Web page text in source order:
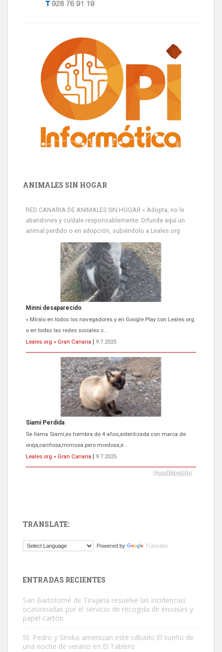
ANIMALES SIN HOGAR
RED CANARIA DE ANIMALES SIN HOGAR » Adopta, no le
abandones y cuídale responsablemente. Difunde aquí un
animal perdido o en adopción, subiéndolo a Leales.org
Siami Perdida
Se llama Siami,es hembra de 4 años,esterilizada con marca de
oreja,cariñosa,mimosa pero miedosa,e...
Leales.org » Gran Canaria
9.7.2025
ADOPCIÓN URGENTE GATA TEROR GRAN CANARIA
El ayuntamiento se va a llevar a Los Gatos callejeros de la zona los
próximos días, ella incluida...
Leales.org » Gran Canaria
9.7.2025
Este gato macho ha aparecido en la calle hace menos de un mes,
TRANSLATE:
Powered by Translate
ENTRADAS RECIENTES
San Bartolomé de Tirajana resuelve las incidencias
ocasionadas por el servicio de recogida de envases y
papel-cartón
St. Pedro y Siroko amenizan este sábado El sueño de
una noche de verano en El Tablero